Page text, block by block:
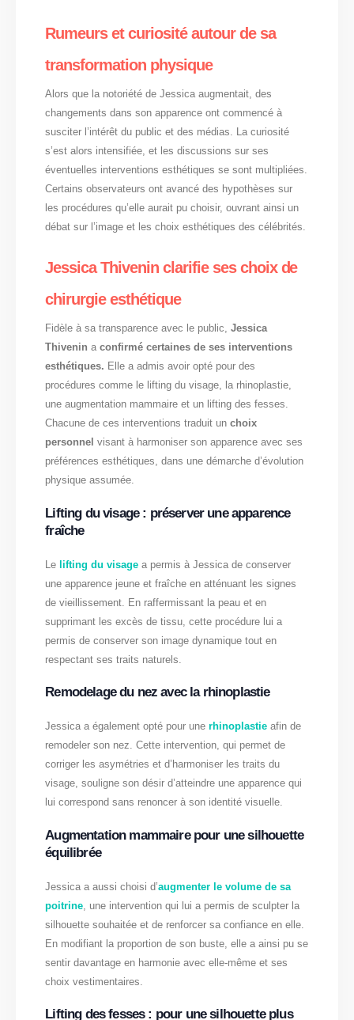
Rumeurs et curiosité autour de sa
transformation physique
Alors que la notoriété de Jessica augmentait, des
changements dans son apparence ont commencé à
susciter l’intérêt du public et des médias. La curiosité
s’est alors intensifiée, et les discussions sur ses
éventuelles interventions esthétiques se sont multipliées.
Certains observateurs ont avancé des hypothèses sur
les procédures qu’elle aurait pu choisir, ouvrant ainsi un
débat sur l’image et les choix esthétiques des célébrités.
Jessica Thivenin clarifie ses choix de
chirurgie esthétique
Fidèle à sa transparence avec le public,Jessica
Thivenin aconfirmé certaines de ses interventions
esthétiques. Elle a admis avoir opté pour des
procédures comme le lifting du visage, la rhinoplastie,
une augmentation mammaire et un lifting des fesses.
Chacune de ces interventions traduit unchoix
personnel visant à harmoniser son apparence avec ses
préférences esthétiques, dans une démarche d’évolution
physique assumée.
Lifting du visage : préserver une apparence
fraîche
Lelifting du visage a permis à Jessica de conserver
une apparence jeune et fraîche en atténuant les signes
de vieillissement. En raffermissant la peau et en
supprimant les excès de tissu, cette procédure lui a
permis de conserver son image dynamique tout en
respectant ses traits naturels.
Remodelage du nez avec la rhinoplastie
Jessica a également opté pour unerhinoplastie afin de
remodeler son nez. Cette intervention, qui permet de
corriger les asymétries et d’harmoniser les traits du
visage, souligne son désir d’atteindre une apparence qui
lui correspond sans renoncer à son identité visuelle.
Augmentation mammaire pour une silhouette
équilibrée
Jessica a aussi choisi d’augmenter le volume de sa
poitrine , une intervention qui lui a permis de sculpter la
silhouette souhaitée et de renforcer sa confiance en elle.
En modifiant la proportion de son buste, elle a ainsi pu se
sentir davantage en harmonie avec elle-même et ses
choix vestimentaires.
Lifting des fesses : pour une silhouette plus